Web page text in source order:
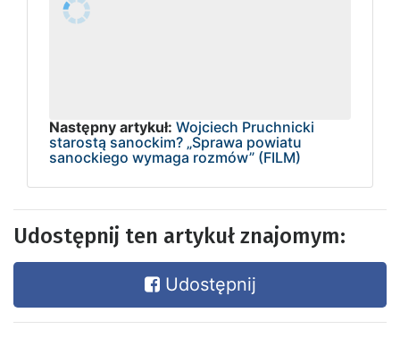
Następny artykuł: Wojciech Pruchnicki
starostą sanockim? „Sprawa powiatu
sanockiego wymaga rozmów” (FILM)
Udostępnij ten artykuł znajomym:
Udostępnij